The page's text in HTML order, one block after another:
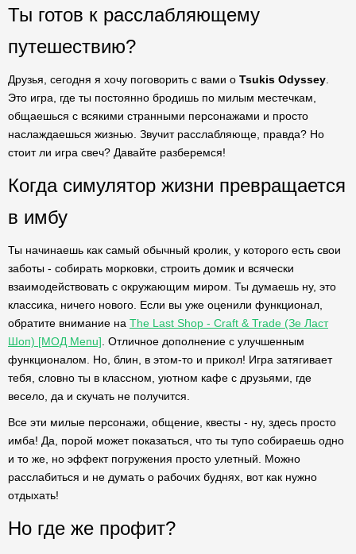
Ты готов к расслабляющему
путешествию?
Друзья, сегодня я хочу поговорить с вами о Tsukis Odyssey
Это игра, где ты постоянно бродишь по милым местечкам,
общаешься с всякими странными персонажами и просто
наслаждаешься жизнью. Звучит расслабляюще, правда? Но
стоит ли игра свеч? Давайте разберемся!
Когда симулятор жизни превращается
в имбу
Ты начинаешь как самый обычный кролик, у которого есть свои
заботы - собирать морковки, строить домик и всячески
взаимодействовать с окружающим миром. Ты думаешь ну, это
классика, ничего нового. Если вы уже оценили функционал,
обратите внимание на The Last Shop - Craft & Trade (Зе Ласт
Шоп) [МОД Menu] . Отличное дополнение с улучшенным
функционалом. Но, блин, в этом-то и прикол! Игра затягивает
тебя, словно ты в классном, уютном кафе с друзьями, где
весело, да и скучать не получится.
Все эти милые персонажи, общение, квесты - ну, здесь просто
имба! Да, порой может показаться, что ты тупо собираешь одно
и то же, но эффект погружения просто улетный. Можно
расслабиться и не думать о рабочих буднях, вот как нужно
отдыхать!
Но где же профит?